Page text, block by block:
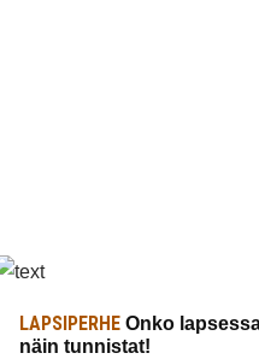
LAPSIPERHE Onko
näin tunnistat!